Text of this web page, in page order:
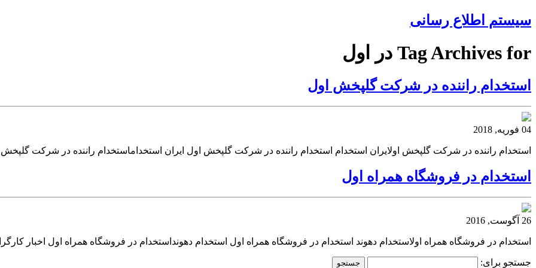
سیستم اطلاع رسانی
Tag Archives for در اول
استخدام راننده در شرکت گلپخش اول
04 فوریه, 2018
استخدام راننده در شرکت گلپخش اولایران استخدام استخدام راننده در شرکت گلپخش اول ایران استخداماستخدام راننده در شرکت
استخدام در فروشگاه همراه اول
26 آگوست, 2016
استخدام در فروشگاه همراه اولاستخدام دهوند استخدام در فروشگاه همراه اول استخدام دهونداستخدام در فروشگاه همراه اول اخبار
جستجو برای: